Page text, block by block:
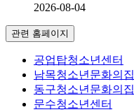
2026-08-04
관련 홈페이지
공업탑청소년센터
남목청소년문화의집
동구청소년문화의집
문수청소년센터